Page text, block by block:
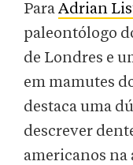
ParaAdrian
paleontólogo
de Londres e
em mamutes
destaca uma
descrever
americanos na